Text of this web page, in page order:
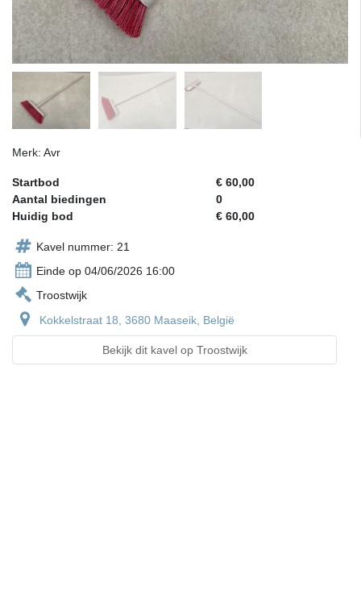
Merk: Avr
Startbod
€ 60,00
Aantal biedingen
0
Huidig bod
€ 60,00
Kavel nummer: 21
Einde op 04/06/2026 16:00
Troostwijk
Kokkelstraat 18, 3680 Maaseik, België
Bekijk dit kavel op Troostwijk